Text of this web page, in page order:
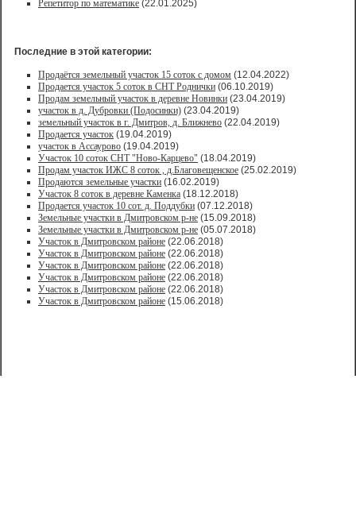
Репетитор по математике (22.01.2025)
Последние в этой категории:
Продаётся земельный участок 15 соток с домом (12.04.2022)
Продается участок 5 соток в СНТ Роднички (06.10.2019)
Продам земельный участок в деревне Новинки (23.04.2019)
участок в д. Дубровки (Подосинки) (23.04.2019)
земельный участок в г. Дмитров, д. Ближнево (22.04.2019)
Продается участок (19.04.2019)
участок в Ассаурово (19.04.2019)
Участок 10 соток СНТ "Ново-Карцево" (18.04.2019)
Продам участок ИЖС 8 соток , д.Благовещенское (25.02.2019)
Продаются земельные участки (16.02.2019)
Участок 8 соток в деревне Каменка (18.12.2018)
Продается участок 10 сот. д. Поддубки (07.12.2018)
Земельные участки в Дмитровском р-не (15.09.2018)
Земельные участки в Дмитровском р-не (05.07.2018)
Участок в Дмитровском районе (22.06.2018)
Участок в Дмитровском районе (22.06.2018)
Участок в Дмитровском районе (22.06.2018)
Участок в Дмитровском районе (22.06.2018)
Участок в Дмитровском районе (22.06.2018)
Участок в Дмитровском районе (15.06.2018)